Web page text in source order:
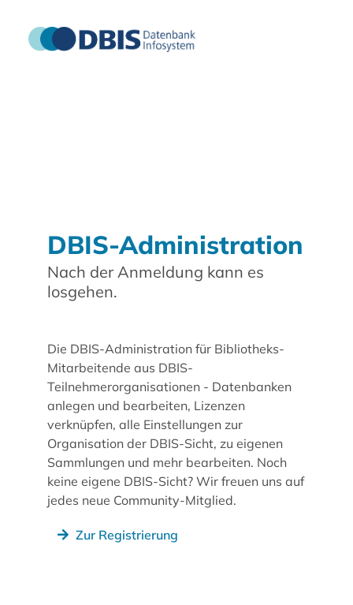
DBIS-Administration
Nach der Anmeldung kann es
losgehen.
Die DBIS-Administration für Bibliotheks-
Mitarbeitende aus DBIS-
Teilnehmerorganisationen - Datenbanken
anlegen und bearbeiten, Lizenzen
verknüpfen, alle Einstellungen zur
Organisation der DBIS-Sicht, zu eigenen
Sammlungen und mehr bearbeiten. Noch
keine eigene DBIS-Sicht? Wir freuen uns auf
jedes neue Community-Mitglied.
Zur Registrierung